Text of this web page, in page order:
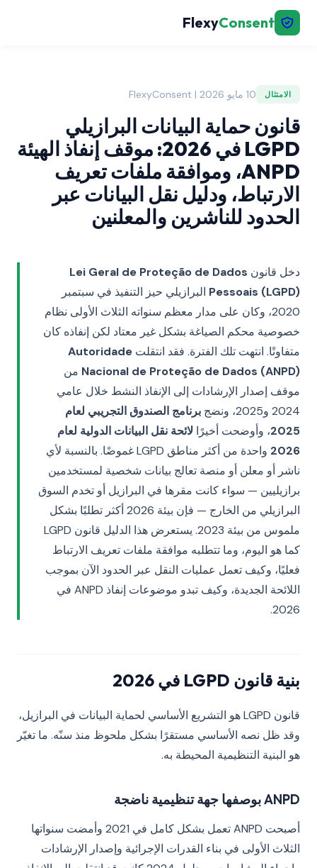
FlexyConsent
الامتثال 10 مايو 2026 | FlexyConsent
قانون حماية البيانات البرازيلي
LGPD في 2026: موقف إنفاذ الهيئة
ANPD، وموافقة ملفات تعريف
الارتباط، ودليل نقل البيانات عبر
الحدود للناشرين والمعلنين
دخل قانون Lei Geral de Proteção de Dados
Pessoais (LGPD) البرازيلي حيز التنفيذ في سبتمبر
2020، وكان على مدار معظم سنواته الثلاث الأولى نظام
خصوصية محكم الصياغة بشكل غير معتاد لكن إنفاذه كان
متفاوتًا. انتهت تلك الفترة. فقد انتقلت Autoridade
Nacional de Proteção de Dados (ANPD) من
موقف إصدار الإرشادات إلى الإنفاذ النشط خلال عامي
2024 و2025، ونضج
برنامج الصندوق التجريبي لعام
2025، وأوضحت أخيرًا لائحة نقل البيانات الدولية لعام
2026
واحدة من أكثر مناطق LGPD غموضًا. بالنسبة لأي
ناشر أو معلن أو منصة تعالج بيانات شخصية لمستخدمين
برازيليين — سواء كانت مقرها في البرازيل أو تخدم السوق
البرازيلي من الخارج — فإن بيئة 2026 أكثر تطلبًا بشكل
ملموس من بيئة 2023. يستعرض هذا الدليل قانون LGPD
كما هو اليوم، وما تتطلبه موافقة ملفات تعريف الارتباط
فعليًا، وكيف تعمل عمليات النقل عبر الحدود الآن بموجب
اللائحة الجديدة، وكيف تبدو موضوعات إنفاذ ANPD في
2026.
بنية قانون LGPD في 2026
قانون LGPD هو التشريع الأساسي لحماية البيانات في البرازيل،
وقد ظل نصه الأساسي مستقرًا بشكل ملحوظ منذ سنّه. ما تغيّر
هو البنية التنظيمية المحيطة به.
ANPD بوصفها جهة تنظيمية ناضجة
أصبحت ANPD تعمل بشكل كامل في 2021 وأمضت سنواتها
الثلاث الأولى في بناء القدرات الإجرائية وإصدار الإرشادات